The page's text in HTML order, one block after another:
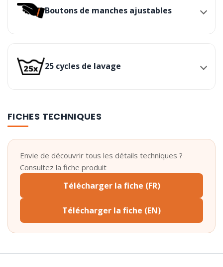
Boutons de manches ajustables
25 cycles de lavage
FICHES TECHNIQUES
Envie de découvrir tous les détails techniques ?
Consultez la fiche produit
Télécharger la fiche (FR)
Télécharger la fiche (EN)